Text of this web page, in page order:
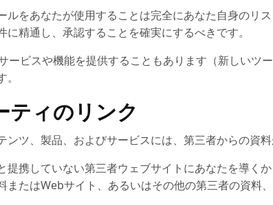
をあなたが使用することは完全にあなた自身のリ
精通し、承認することを確実にするべきです。
ービスや機能を提供することもあります（新しいツ
ティのリンク
ツ、製品、およびサービスには、第三者からの資料
携していない第三者ウェブサイトにあなたを導く
たはWebサイト、あるいはその他の第三者の資料